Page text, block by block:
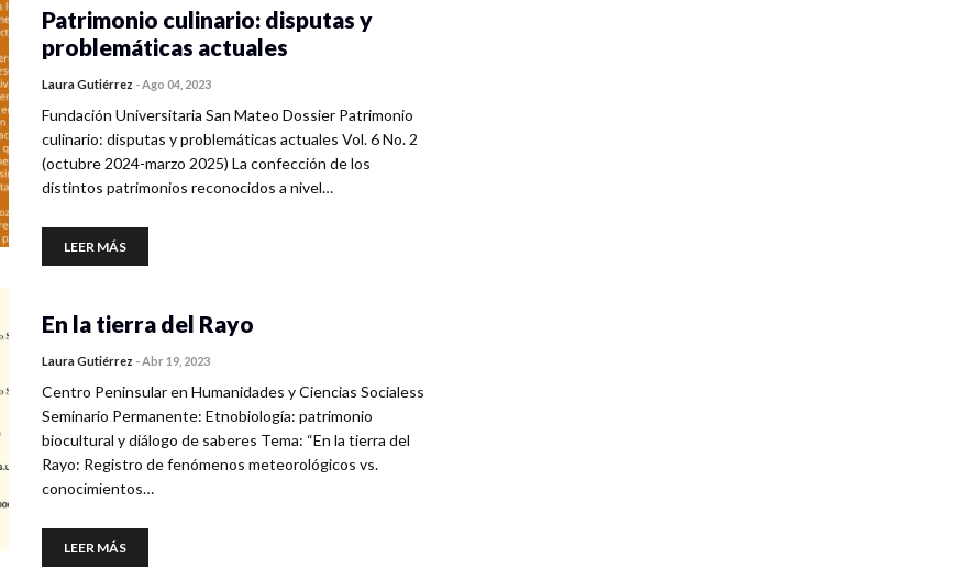
Patrimonio culinario: disputas y
problemáticas actuales
Laura Gutiérrez -Ago 04, 2023
Fundación Universitaria San Mateo Dossier Patrimonio
culinario: disputas y problemáticas actuales Vol. 6 No. 2
(octubre 2024-marzo 2025) La confección de los
distintos patrimonios reconocidos a nivel…
LEER MÁS
En la tierra del Rayo
Laura Gutiérrez -Abr 19, 2023
Centro Peninsular en Humanidades y Ciencias Socialess
Seminario Permanente: Etnobiología: patrimonio
biocultural y diálogo de saberes Tema: “En la tierra del
Rayo: Registro de fenómenos meteorológicos vs.
conocimientos…
LEER MÁS